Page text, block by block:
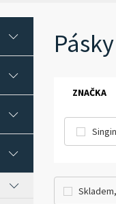
Pásky
ZNAČKA